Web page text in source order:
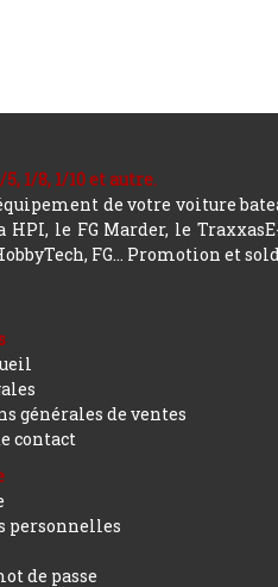
1/8, 1/10 et autre.
de votre voiture
le FG Marder, le
FG... Promotion et
générales de ventes
contact
personnelles
de passe